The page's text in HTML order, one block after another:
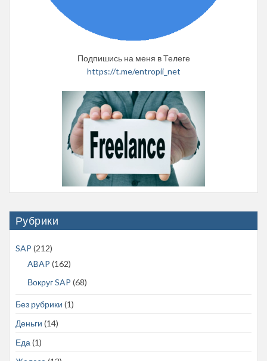
Подпишись на меня в Телеге
https://t.me/entropii_net
Рубрики
SAP (212)
ABAP (162)
Вокруг SAP (68)
Без рубрики (1)
Деньги (14)
Еда(1)